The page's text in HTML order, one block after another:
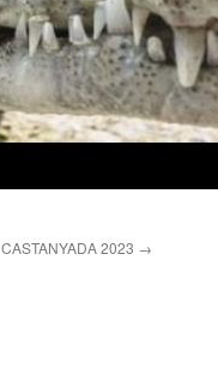
CASTANYADA 2023 →